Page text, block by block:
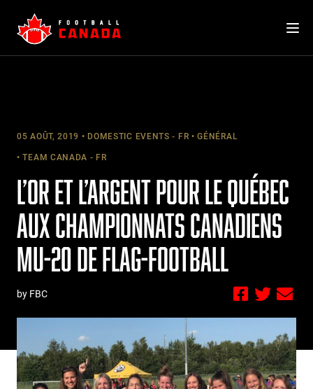
content
05 AOÛT, 2019 DOMESTIC EVENTS - FR GÉNÉRAL
TEAM CANADA - FR
L’OR ET L’ARGENT POUR LE QUÉBEC
AUX CHAMPIONNATS CANADIENS
MU-20 DE FLAG-FOOTBALL
by FBC